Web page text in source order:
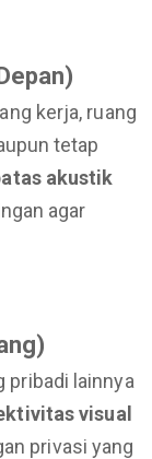
kerja, ruang
tetap
akustik
agar
pribadi lainnya.
visual
privasi yang